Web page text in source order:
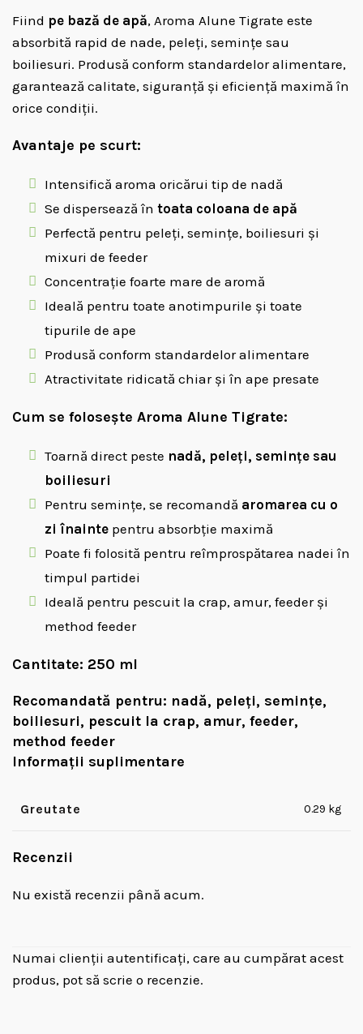
Fiind pe bază de apă, Aroma Alune Tigrate este
absorbită rapid de nade, peleți, semințe sau
boiliesuri. Produsă conform standardelor alimentare,
garantează calitate, siguranță și eficiență maximă în
orice condiții.
Avantaje pe scurt:
Intensifică aroma oricărui tip de nadă
Se dispersează în toata coloana de apă
Perfectă pentru peleți, semințe, boiliesuri și
mixuri de feeder
Concentrație foarte mare de aromă
Ideală pentru toate anotimpurile și toate
tipurile de ape
Produsă conform standardelor alimentare
Atractivitate ridicată chiar și în ape presate
Cum se folosește Aroma Alune Tigrate:
Toarnă direct peste nadă, peleți, semințe sau
boiliesuri
Pentru semințe, se recomandă aromarea cu o
zi înainte pentru absorbție maximă
Poate fi folosită pentru reîmprospătarea nadei în
timpul partidei
Ideală pentru pescuit la crap, amur, feeder și
method feeder
Cantitate: 250 ml
Recomandată pentru: nadă, peleți, semințe,
boiliesuri, pescuit la crap, amur, feeder,
method feeder
Informații suplimentare
Greutate 0.29 kg
Recenzii
Nu există recenzii până acum.
Numai clienții autentificați, care au cumpărat acest
produs, pot să scrie o recenzie.